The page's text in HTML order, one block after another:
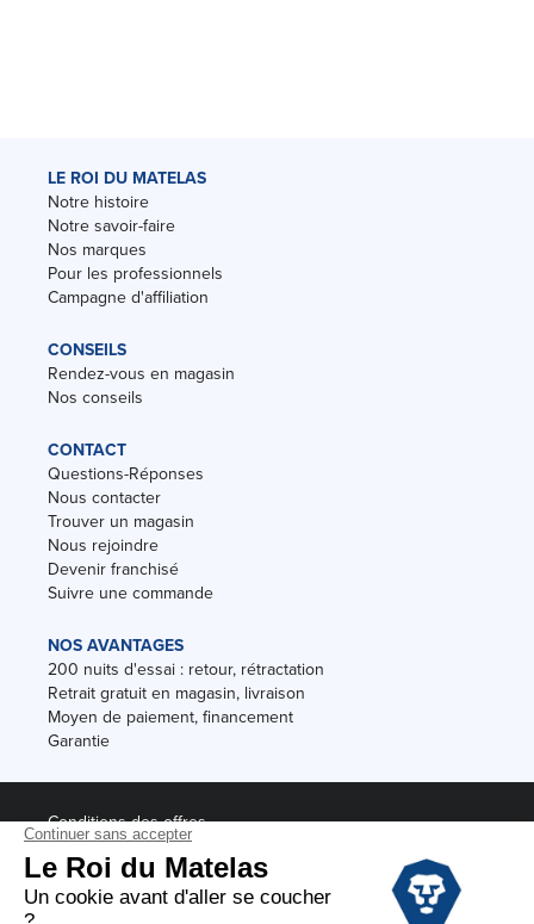
LE ROI DU MATELAS
Notre histoire
Notre savoir-faire
Nos marques
Pour les professionnels
Campagne d'affiliation
CONSEILS
Rendez-vous en magasin
Nos conseils
CONTACT
Questions-Réponses
Nous contacter
Trouver un magasin
Nous rejoindre
Devenir franchisé
Suivre une commande
NOS AVANTAGES
200 nuits d'essai : retour, rétractation
Retrait gratuit en magasin, livraison
Moyen de paiement, financement
Garantie
Conditions des offres
Black Friday
Destockage
Soldes